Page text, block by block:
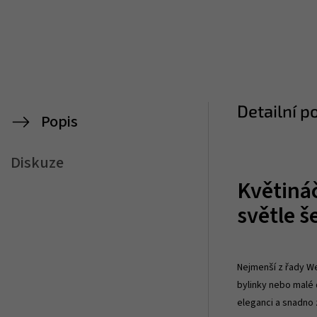
Popis
Diskuze
Detailní
světle
Nejmenší z řady
bylinky nebo malé
eleganci a